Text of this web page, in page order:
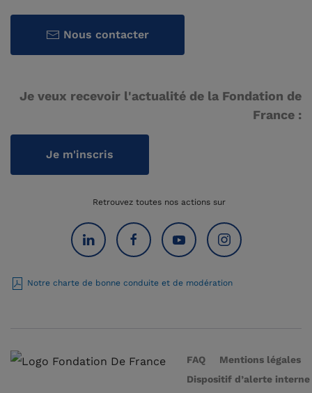
Nous contacter
Je veux recevoir l'actualité de la Fondation de
France :
Je m'inscris
Retrouvez toutes nos actions sur
Notre charte de bonne conduite et de modération
FAQ
Mentions légales
Dispositif d’alerte interne